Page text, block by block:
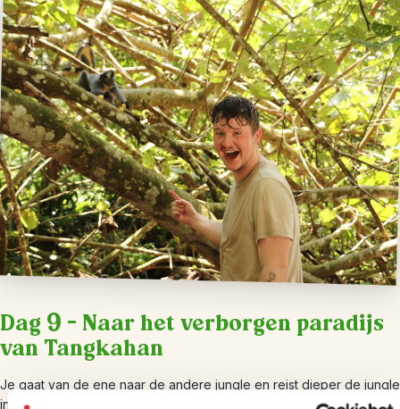
Dag 9 – Naar het verborgen paradijs
van Tangkahan
Je gaat van de ene naar de andere jungle en reist dieper de jungle
in naar Tangkahan. Hobbelend over de wegen rijd je met een 4WD